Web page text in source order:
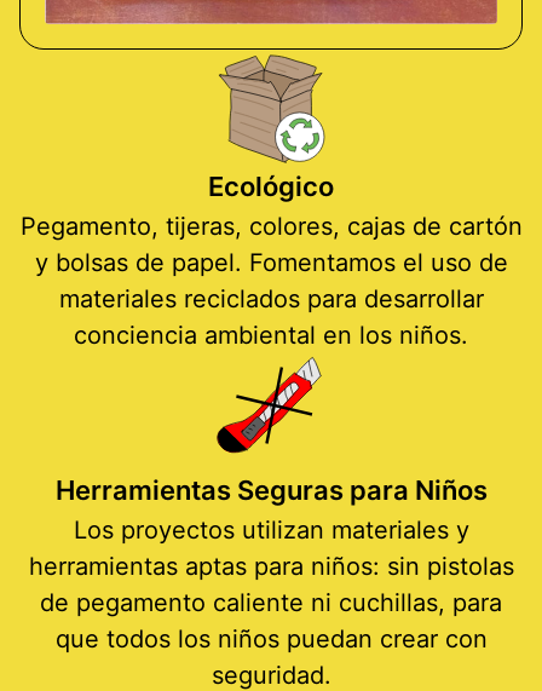
Ecológico
Pegamento, tijeras, colores, cajas de cartón
y bolsas de papel. Fomentamos el uso de
materiales reciclados para desarrollar
conciencia ambiental en los niños.
Herramientas Seguras para Niños
Los proyectos utilizan materiales y
herramientas aptas para niños: sin pistolas
de pegamento caliente ni cuchillas, para
que todos los niños puedan crear con
seguridad.